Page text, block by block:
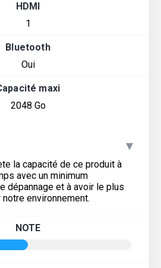
HDMI
1
Bluetooth
Oui
maxi
2048 Go
▾
la capacité de ce produit à
avec un minimum
dépannage et à avoir le plus
environnement.
NOTE